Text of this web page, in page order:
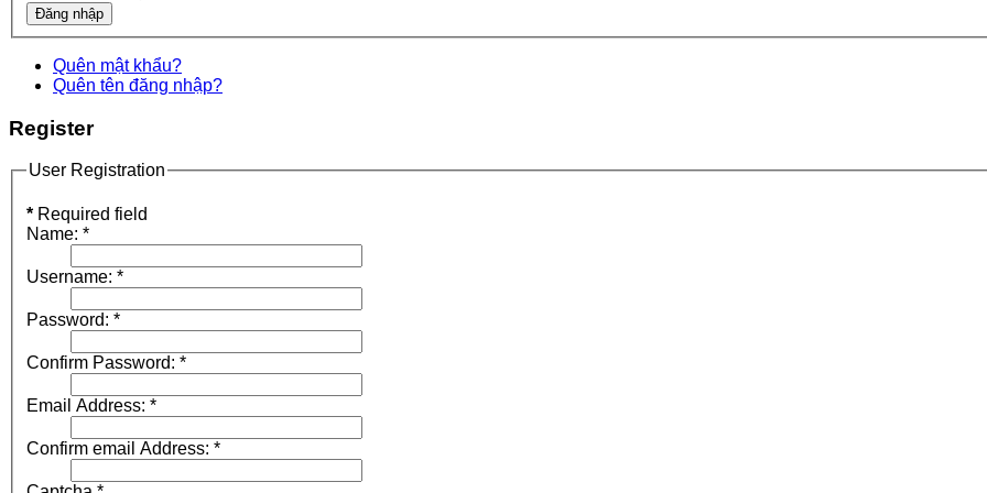
Quên mật khẩu?
Quên tên đăng nhập?
Register
User Registration
* Required field
Name: *
Username: *
Password: *
Confirm Password: *
Email Address: *
Confirm email Address: *